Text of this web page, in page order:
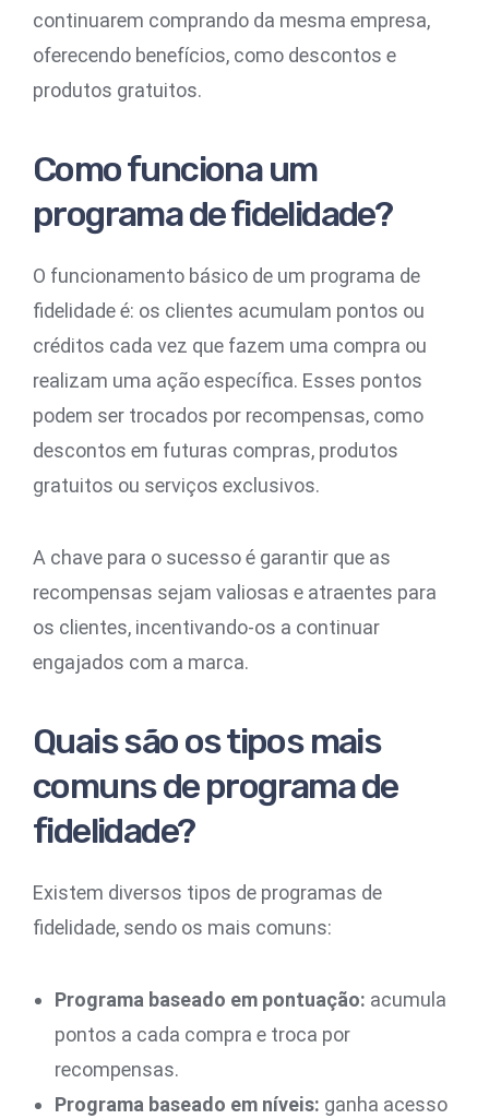
continuarem comprando da mesma empresa,
oferecendo benefícios, como descontos e
produtos gratuitos.
Como funciona um
programa de fidelidade?
O funcionamento básico de um programa de
fidelidade é: os clientes acumulam pontos ou
créditos cada vez que fazem uma compra ou
realizam uma ação específica. Esses pontos
podem ser trocados por recompensas, como
descontos em futuras compras, produtos
gratuitos ou serviços exclusivos.
A chave para o sucesso é garantir que as
recompensas sejam valiosas e atraentes para
os clientes, incentivando-os a continuar
engajados com a marca.
Quais são os tipos mais
comuns de programa de
fidelidade?
Existem diversos tipos de programas de
fidelidade, sendo os mais comuns:
Programa baseado em pontuação: acumula
pontos a cada compra e troca por
recompensas.
Programa baseado em níveis: ganha acesso